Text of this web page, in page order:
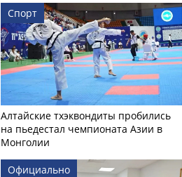
Спорт
Алтайские тхэквондиты пробились
на пьедестал чемпионата Азии в
Монголии
Официально